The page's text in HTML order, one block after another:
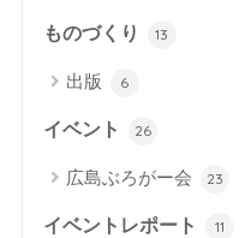
ものづくり 13
出版 6
イベント 26
広島ぶろがー会 23
イベントレポート 11